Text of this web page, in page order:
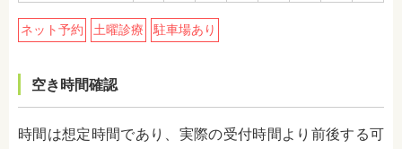
ネット予約 土曜診療 駐車場あり
空き時間確認
時間は想定時間であり、実際の受付時間より前後する可